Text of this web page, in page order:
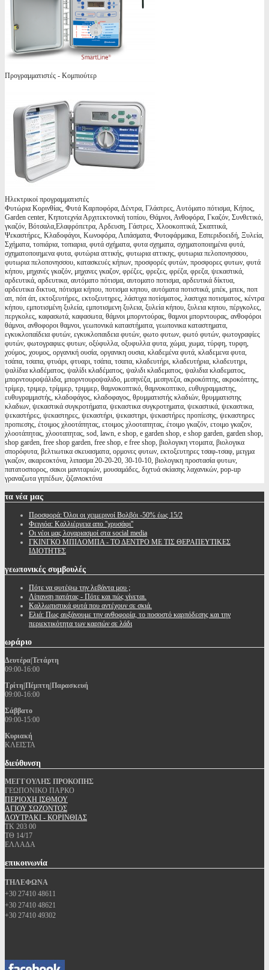
Προγραμματιστές - Κομπιούτερ
Ηλεκτρικοί προγραμματιστές
Φυτώρια Κορινθίας, Φυτά Καρποφόρα, Δέντρα, Γλάστρες, Αυτόματο πότισμα, Κήπος,
Garden center, Κηποτεχνία Αρχιτεκτονική τοπίου, Θάμνοι, Ανθοφόρα, Γκαζόν, Συνθετικό,
γκαζόν, Βότσαλα,Ελαφρόπετρα, Αρδευση, Γάστρες, Χλοοκοπτικά, Σκαπτικά,
Ψεκαστήρες, Κλαδοφάγοι, Κωνοφόρα, Λιπάσματα, Φυτοφάρμακα, Εσπεριδοειδή, Ξυλεία,
Σχήματα, τοπιάρια, τοπιαρια, φυτά σχήματα, φυτα σχηματα, σχηματοποιημένα φυτά,
σχηματοποιημενα φυτα, φυτώρια αττικής, φυτωρια αττικης, φυτωρια πελοπονησσου,
φυτωρια πελοπονησσου, κατασκευές κήπων, προσφορές φυτών, προσφορες φυτων, φυτά
κήπου, μηχανές γκαζόν, μηχανες γκαζον, φρέζες, φρεζες, φρέζα, φρεζα, ψεκαστικά,
αρδευτικά, αρδευτικα, αυτόματο πότισμα, αυτοματο ποτισμα, αρδευτικά δίκτυα,
αρδευτικα δικτυα, πότισμα κήπου, ποτισμα κηπου, αυτόματα ποτιστικά, μπέκ, μπεκ, ποπ
απ, πόπ άπ, εκτοξευτήρες, εκτοξευτηρες, λάστιχα ποτίσματος, λαστιχα ποτισματος, κέντρα
κήπου, εμποτισμένη ξυλεία, εμποτισμενη ξυλεια, ξυλεία κήπου, ξυλεια κηπου, πέργκολες,
περγκολες, καφασωτά, καφασωτα, θάμνοι μπορντούρας, θαμνοι μπορντουρας, ανθοφόροι
θάμνοι, ανθοφοροι θαμνοι, γεωπονικά καταστήματα, γεωπονικα καταστηματα,
εγκυκλοπαίδεια φυτών, εγκυκλοπαιδεια φυτών, φωτο φυτων, φωτό φυτών, φωτογραφίες
φυτών, φωτογραφιες φυτων, οξύφυλλα, οξυφυλλα φυτα, χώμα, χωμα, τύρφη, τυρφη,
χούμος, χουμος, οργανική ουσία, οργανικη ουσια, κλαδεμένα φυτά, κλαδεμενα φυτα,
τσάπα, τσαπα, φτυάρι, φτυαρι, τσάπα, τσαπα, κλαδευτήρι, κλαδευτήρια, κλαδευτηρι,
ψαλίδια κλαδέματος, ψαλίδι κλαδέματος, ψαλιδι κλαδεματος, ψαλιδια κλαδεματος,
μπορντουροψάλιδα, μπορντουροψαλιδο, μεσηνέζα, μεσηνεζα, ακροκόπτης, ακροκόπτης,
τρίμερ, τριμερ, τρίμμερ, τριμμερ, θαμνοκοπτικό, θαμνοκοπτικο, ευθυγραμμιστης,
ευθυγραμμιστής, κλαδοφάγος, κλαδοφαγος, θρυμματιστής κλαδιών, θρυμματιστης
κλαδιων, ψεκαστικά συγκροτήματα, ψεκαστικα συγκροτηματα, ψεκαστικά, ψεκαστικα,
ψεκαστήρες, ψεκαστηρες, ψεκαστήρι, ψεκαστηρι, ψεκαστήρες προπίεσης, ψεκαστηρες
προπιεσης, έτοιμος χλοοτάπητας, ετοιμος χλοοταπητας, έτοιμο γκαζόν, ετοιμο γκαζον,
χλοοτάπητας, χλοοταπητας, sod, lawn, e shop, e garden shop, e shop garden, garden shop,
shop garden, free shop garden, free shop, e free shop, βιολογικη ντοματα, βιολογικα
σπορόφυτα, βελτιωτικα σκευασματα, ορμονες φυτων, εκτοξευτηρες τσαφ-τσαφ, μειγμα
γκαζον, ακαρεοκτόνα, λιπασμα 20-20-20, 30-10-10, βιολογικη προστασία φυτων,
πατατοσπορος, σακοι μανιταριών, μουσαμάδες, διχτυά σκίασης λαχανικών, pop-up
γραναζωτα γηπέδων, ζιζανιοκτόνα
τα νέα μας
Προσφορά: Όλοι οι χειμερινοί Βολβόι -50% έως 15/2
Φειγιόα: Καλλιέργεια απο ''χρυσάφι''
Oι νέοι μας λογαριασμοί στα social media
ΓΚΙΝΓΚΟ ΜΠΙΛΟΜΠΑ - ΤΟ ΔΕΝΤΡΟ ΜΕ ΤΙΣ ΘΕΡΑΠΕΥΤΙΚΕΣ
ΙΔΙΟΤΗΤΕΣ
γεωπονικές συμβουλές
Πότε να φυτέψω την λεβάντα μου ;
Λίπανση πατάτας - Πότε και πώς γίνεται.
Καλλωπιστικά φυτά που αντέχουν σε σκιά.
Ελιά: Πως αυξάνουμε την ανθοφορία, το ποσοστό καρπόδεσης και την
περιεκτικότητα των καρπών σε λάδι
ωράριο
Δευτέρα|Τετάρτη
09:00-16:00
Τρίτη|Πέμπτη|Παρασκευή
09:00-16:00
Σάββατο
09:00-15:00
Κυριακή
ΚΛΕΙΣΤΑ
διεύθυνση
ΜΕΓΓΟΥΛΗΣ ΠΡΟΚΟΠΗΣ
ΓΕΩΠΟΝΙΚΟ ΠΑΡΚΟ
ΠΕΡΙΟΧΗ ΙΣΘΜΟΥ
ΑΓΙΟΥ ΣΩΖΟΝΤΟΣ
ΛΟΥΤΡΑΚΙ - ΚΟΡΙΝΘΙΑΣ
ΤΚ 203 00
ΤΘ 14/17
ΕΛΛΑΔΑ
επικοινωνία
ΤΗΛΕΦΩΝΑ
+30 27410 48611
+30 27410 48621
+30 27410 49302